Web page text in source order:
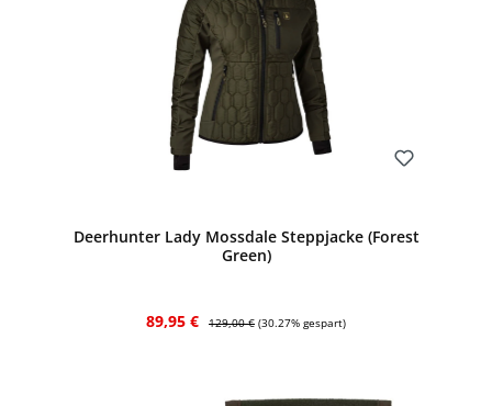
Deerhunter Lady Mossdale Steppjacke (Forest
Green)
Verkaufspreis:
89,95 € Regulärer Preis:
129,00 € (30.27% gespart)